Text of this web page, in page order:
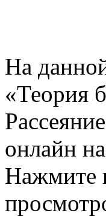
На
«Теория
онлайн
Нажмите